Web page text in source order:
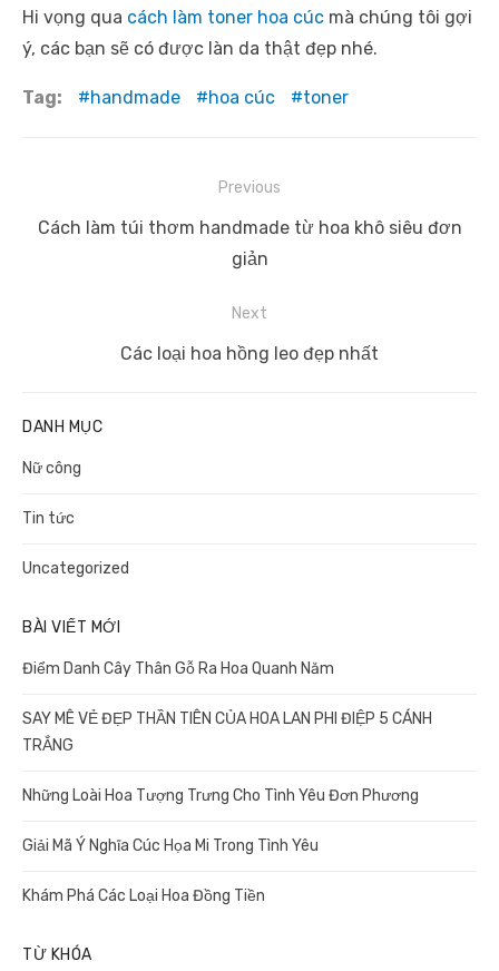
Hi vọng qua cách làm toner hoa cúc mà chúng tôi gợi
ý, các bạn sẽ có được làn da thật đẹp nhé.
Tag: handmade hoa cúc toner
hướng
Previous
Previous
Cách làm túi thơm handmade từ hoa khô siêu đơn
giản
Next
Next
Các loại hoa hồng leo đẹp nhất
DANH MỤC
Nữ công
Tin tức
Uncategorized
BÀI VIẾT MỚI
Điểm Danh Cây Thân Gỗ Ra Hoa Quanh Năm
SAY MÊ VẺ ĐẸP THẦN TIÊN CỦA HOA LAN PHI ĐIỆP 5 CÁNH
TRẮNG
Những Loài Hoa Tượng Trưng Cho Tình Yêu Đơn Phương
Giải Mã Ý Nghĩa Cúc Họa Mi Trong Tình Yêu
Khám Phá Các Loại Hoa Đồng Tiền
TỪ KHÓA